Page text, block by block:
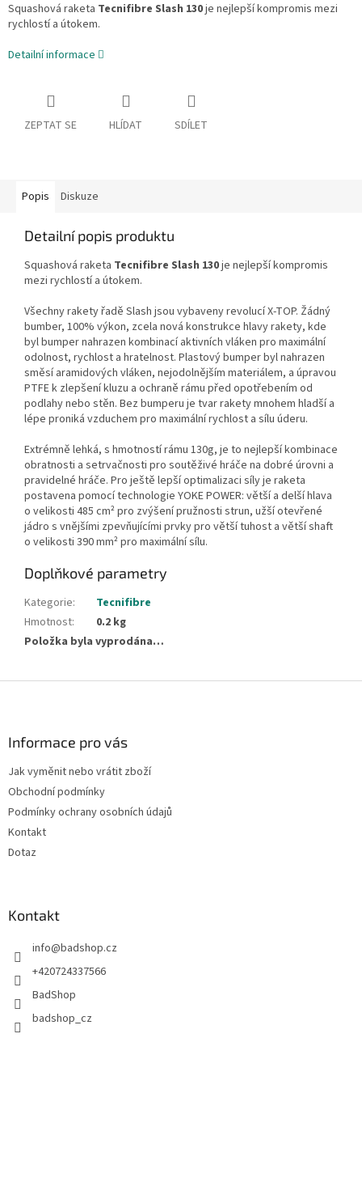
Squashová raketa Tecnifibre Slash 130je nejlepší kompromis mezi
rychlostí a útokem.
Detailní informace
ZEPTAT SE HLÍDAT SDÍLET
Popis Diskuze
Detailní popis produktu
Squashová raketa Tecnifibre Slash 130je nejlepší kompromis
mezi rychlostí a útokem.
Všechny rakety řadě Slash jsou vybaveny revolucí X-TOP. Žádný
bumber, 100% výkon, zcela nová konstrukce hlavy rakety, kde
byl bumper nahrazen kombinací aktivních vláken pro maximální
odolnost, rychlost a hratelnost. Plastový bumper byl nahrazen
směsí aramidových vláken, nejodolnějším materiálem, a úpravou
PTFE k zlepšení kluzu a ochraně rámu před opotřebením od
podlahy nebo stěn. Bez bumperu je tvar rakety mnohem hladší a
lépe proniká vzduchem pro maximální rychlost a sílu úderu.
Extrémně lehká, s hmotností rámu 130g, je to nejlepší kombinace
obratnosti a setrvačnosti pro soutěživé hráče na dobré úrovni a
pravidelné hráče. Pro ještě lepší optimalizaci síly je raketa
postavena pomocí technologie YOKE POWER: větší a delší hlava
o velikosti 485 cm² pro zvýšení pružnosti strun, užší otevřené
jádro s vnějšími zpevňujícími prvky pro větší tuhost a větší shaft
o velikosti 390 mm² pro maximální sílu.
Doplňkové parametry
Kategorie:
Tecnifibre
Hmotnost:
0.2 kg
Položka byla vyprodána…
Informace pro vás
Jak vyměnit nebo vrátit zboží
Obchodní podmínky
Podmínky ochrany osobních údajů
Kontakt
Dotaz
Kontakt
info@badshop.cz
+420724337566
BadShop
badshop_cz